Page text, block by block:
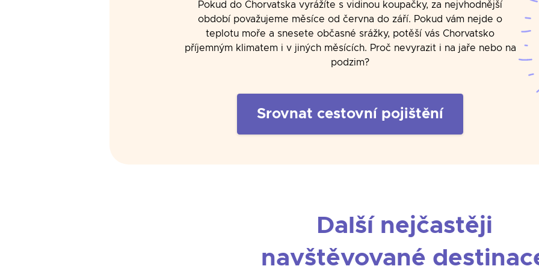
Pokud do Chorvatska vyrážíte s vidinou koupačky, za nejvhodnější
období považujeme měsíce od června do září. Pokud vám nejde o
teplotu moře a snesete občasné srážky, potěší vás Chorvatsko
příjemným klimatem i v jiných měsících. Proč nevyrazit i na jaře nebo na
podzim?
Srovnat cestovní pojištění
Další nejčastěji
navštěvované